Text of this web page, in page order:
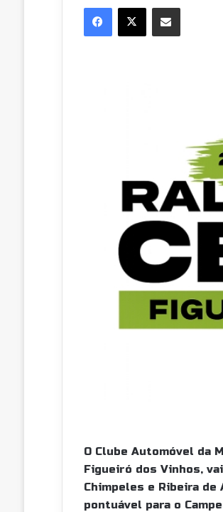
Facebook
X Partilhar Via Email
O Clube Automóvel da
Figueiró dos Vinhos,
Chimpeles e Ribeira de
pontuável para o